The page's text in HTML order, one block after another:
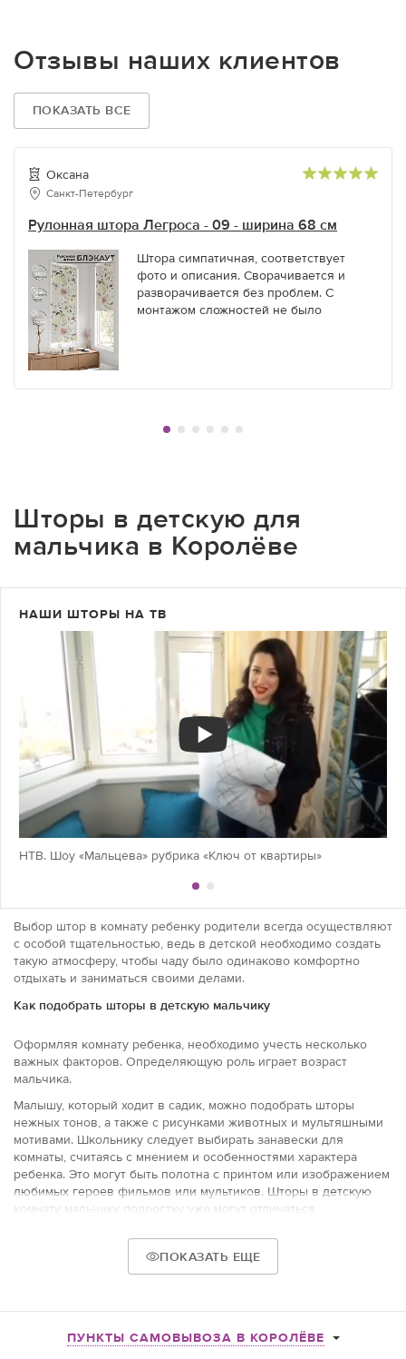
Отзывы наших клиентов
ПОКАЗАТЬ ВСЕ
Оксана
Санкт-Петербург
Рулонная штора Легроса - 09 - ширина 68 см
Штора симпатичная, соответствует
фото и описания. Сворачивается и
разворачивается без проблем. С
монтажом сложностей не было
Шторы в детскую для
мальчика в Королёве
НАШИ ШТОРЫ НА ТВ
НТВ. Шоу «Мальцева» рубрика «Ключ от квартиры»
Выбор штор в комнату ребенку родители всегда осуществляют
с особой тщательностью, ведь в детской необходимо создать
такую атмосферу, чтобы чаду было одинаково комфортно
отдыхать и заниматься своими делами.
Как подобрать шторы в детскую мальчику
Оформляя комнату ребенка, необходимо учесть несколько
важных факторов. Определяющую роль играет возраст
мальчика.
Малышу, который ходит в садик, можно подобрать шторы
нежных тонов, а также с рисунками животных и мультяшными
мотивами. Школьнику следует выбирать занавески для
комнаты, считаясь с мнением и особенностями характера
ребенка. Это могут быть полотна с принтом или изображением
любимых героев фильмов или мультиков. Шторы в детскую
комнату мальчику подростку уже могут отличаться
геометрическими рисунками и т.д.
Приобретая занавески в детскую также важно учитывать
хорошо отстирывается. В нашем каталоге более 2075 товаров
ПОКАЗАТЬ ЕЩЕ
ПУНКТЫ САМОВЫВОЗА В КОРОЛЁВЕ